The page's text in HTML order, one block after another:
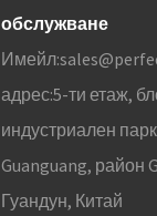
обслужване
Имейл:
адрес:5-ти етаж,
индустриален
Guanguang, район
Гуандун, Китай